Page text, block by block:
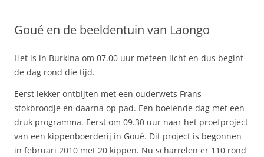
Goué en de beeldentuin van Laongo
Het is in Burkina om 07.00 uur meteen licht en dus begint
de dag rond die tijd.
Eerst lekker ontbijten met een ouderwets Frans
stokbroodje en daarna op pad. Een boeiende dag met een
druk programma. Eerst om 09.30 uur naar het proefproject
van een kippenboerderij in Goué. Dit project is begonnen
in februari 2010 met 20 kippen. Nu scharrelen er 110 rond